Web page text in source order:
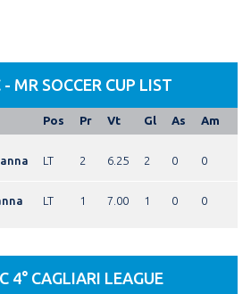
- MR SOCCER CUP LIST
Pos Pr Vt Gl As Am
LT 2 6.25 2 0 0
LT 1 7.00 1 0 0
4° CAGLIARI LEAGUE